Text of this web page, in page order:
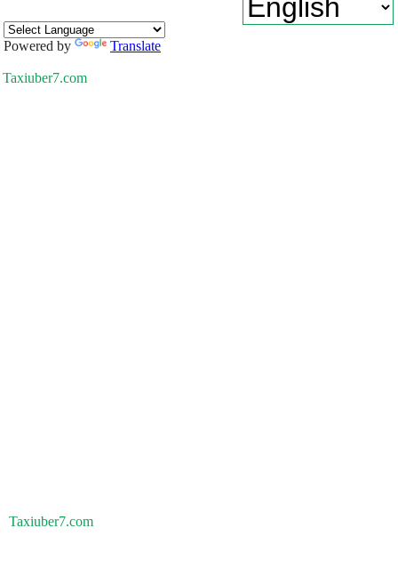
Powered by Translate
Taxiuber7.com
Taxiuber7.com